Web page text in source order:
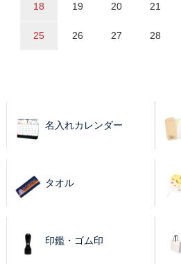
18 19 20 21
25 26 27 28
名入れカレンダー
タオル
印鑑・ゴム印